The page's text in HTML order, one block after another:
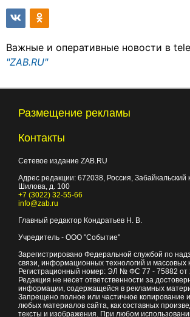
Важные и оперативные новости в
"ZAB.RU"
Размещение рекламы
Контакты
Сетевое издание ZAB.RU
Адрес редакции: 672038, Россия, Забайкальский
Шилова, д. 100
+7 (3022) 32-55-66
info@zab.ru
Главный редактор Кондратьев Н. В.
Учредитель - ООО "Событие"
Зарегистрировано Федеральной службой по
связи, информационных технологий и массовых
Регистрационный номер: ЭЛ № ФС 77 - 75882 от
Редакция не несет ответственности за
информации, содержащейся в рекламных
Запрещено полное или частичное копирование
любых материалов сайта, как составных
тексты и изображения. При любом